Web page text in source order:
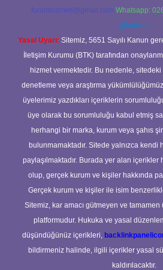
forumhizmeti@gmail.com Whatsapp:
@karabul
Yasal Uyarı: Sitemiz, 5651 Sayılı Kanun
İletişim Kurumu (BTK) tarafından
hizmet vermektedir. Bu nedenle,
denetleme veya araştırma
üyelerimiz yazdıkları içeriklerin
üye olarak bu sorumluluğu kabul etmiş
herhangi bir marka, kurum veya şahıs
bulunmamaktadır. Sitede yalnızca kendi
paylaşılmaktadır. Burada yer alan içerikler
olup, gerçek kurum ve kişiler hakkında
Gerçek kurum ve kişiler ile isim
Sitemiz, kar amacı gütmeyen ve
platformudur. Hukuka ve yasal
düşündüğünüz içerikleri,
bildirmeniz halinde, ilgili içerikler yasal
kaldırılacaktır.